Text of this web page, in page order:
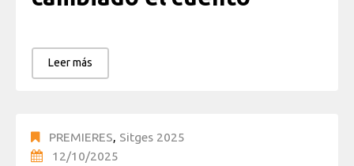
Leer más
PREMIERES Sitges 2025
12/10/2025